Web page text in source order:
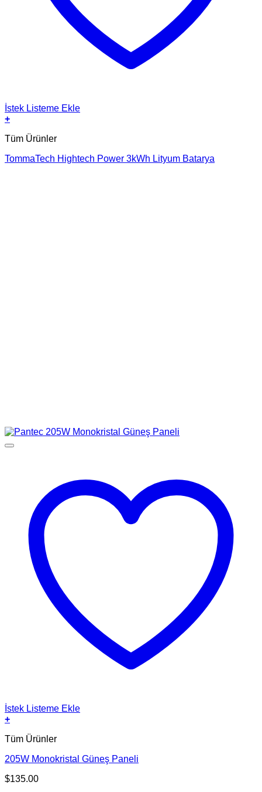
İstek Listeme Ekle
+
Tüm Ürünler
TommaTech Hightech Power 3kWh Lityum Batarya
İstek Listeme Ekle
+
Tüm Ürünler
205W Monokristal Güneş Paneli
$135.00